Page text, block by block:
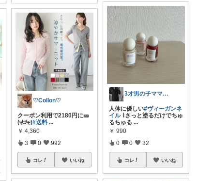
♡Collon♡
クーポン利用で2180円に🎫
(ᵒ̴̷͈ᗨᵒ̴̶̷͈ )#送料 ...
￥ 4,360
3 0 992
コレ いいね
3才男の子ママ𓍯Yunaroom
人体に優しい#ヴィーガンネ
イル⌇さっと塗るだけでちゅ
るちゅる ...
￥ 990
0 0 32
コレ いいね